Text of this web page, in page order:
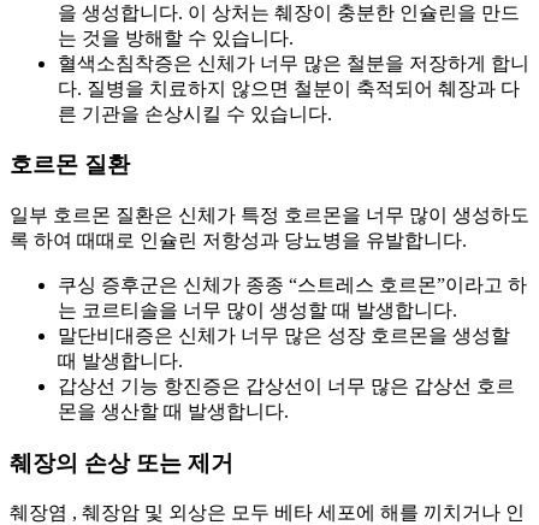
을 생성합니다. 이 상처는 췌장이 충분한 인슐린을 만드
는 것을 방해할 수 있습니다.
혈색소침착증은 신체가 너무 많은 철분을 저장하게 합니
다. 질병을 치료하지 않으면 철분이 축적되어 췌장과 다
른 기관을 손상시킬 수 있습니다.
호르몬 질환
일부 호르몬 질환은 신체가 특정 호르몬을 너무 많이 생성하도
록 하여 때때로 인슐린 저항성과 당뇨병을 유발합니다.
쿠싱 증후군은 신체가 종종 “스트레스 호르몬”이라고 하
는 코르티솔을 너무 많이 생성할 때 발생합니다.
말단비대증은 신체가 너무 많은 성장 호르몬을 생성할
때 발생합니다.
갑상선 기능 항진증은 갑상선이 너무 많은 갑상선 호르
몬을 생산할 때 발생합니다.
췌장의 손상 또는 제거
췌장염 , 췌장암 및 외상은 모두 베타 세포에 해를 끼치거나 인